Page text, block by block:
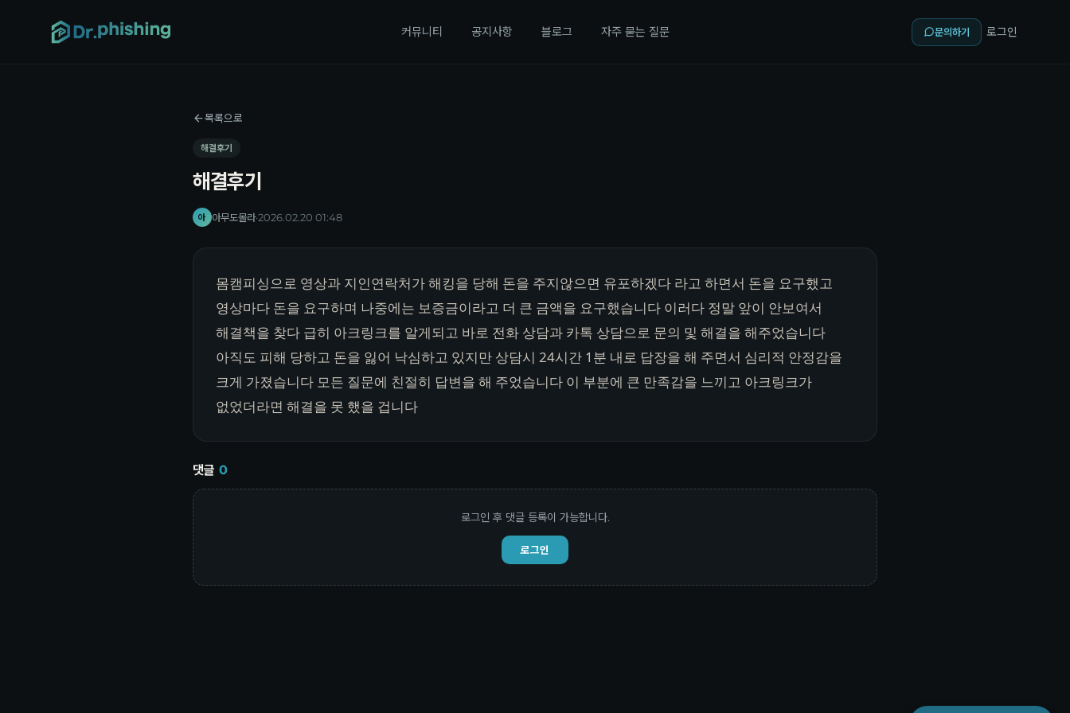
커뮤니티 공지사항 블로그 자주 묻는 질문 문의하기 로그인
목록으로
해결후기
해결후기
아 아무도몰라·2026.02.20 01:48
몸캠피싱으로 영상과 지인연락처가 해킹을 당해 돈을 주지않으면 유포하겠다 라고 하면서 돈을 요구했고
영상마다 돈을 요구하며 나중에는 보증금이라고 더 큰 금액을 요구했습니다 이러다 정말 앞이 안보여서
해결책을 찾다 급히 아크링크를 알게되고 바로 전화 상담과 카톡 상담으로 문의 및 해결을 해주었습니다
아직도 피해 당하고 돈을 잃어 낙심하고 있지만 상담시 24시간 1분 내로 답장을 해 주면서 심리적 안정감을
크게 가졌습니다 모든 질문에 친절히 답변을 해 주었습니다 이 부분에 큰 만족감을 느끼고 아크링크가
없었더라면 해결을 못 했을 겁니다
댓글 0
로그인 후 댓글 등록이 가능합니다.
로그인